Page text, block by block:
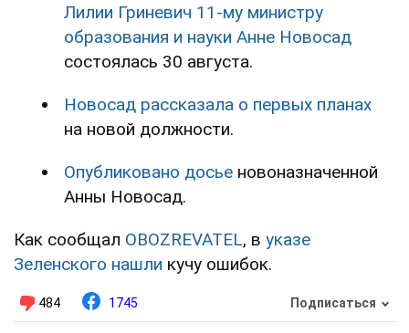
Лилии Гриневич 11-му министру
образования и науки Анне Новосад
состоялась 30 августа.
Новосад рассказала о первых планах
на новой должности.
Опубликовано досье новоназначенной
Анны Новосад.
Как сообщал OBOZREVATEL, в указе
Зеленского нашли кучу ошибок.
484 1745 Подписаться